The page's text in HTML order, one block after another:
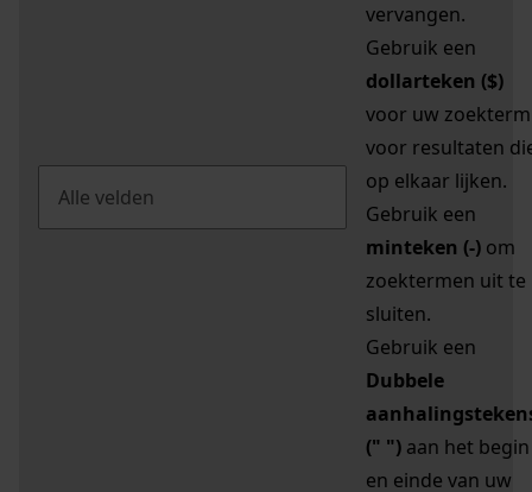
vervangen.
Gebruik een
dollarteken ($)
voor uw zoekterm
voor resultaten
op elkaar lijken.
Gebruik een
minteken (-) om
zoektermen uit te
sluiten.
Gebruik een
Dubbele
(" ") aan het begin
en einde van uw